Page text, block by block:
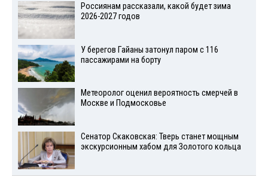
Россиянам рассказали, какой будет зима
2026-2027 годов
У берегов Гайаны затонул паром с 116
пассажирами на борту
Метеоролог оценил вероятность смерчей в
Москве и Подмосковье
Сенатор Скаковская: Тверь станет мощным
экскурсионным хабом для Золотого кольца